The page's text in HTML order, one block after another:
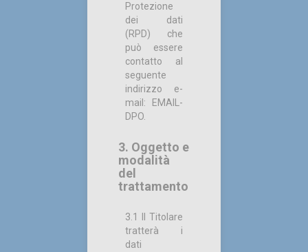
Protezione
dei dati
(RPD) che
può essere
contatto al
seguente
indirizzo e-
mail: EMAIL-
DPO.
3. Oggetto e
modalità
del
trattamento
3.1 Il Titolare
tratterà i
dati